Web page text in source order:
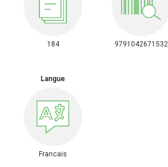
184 9791042671532
Langue
Francais